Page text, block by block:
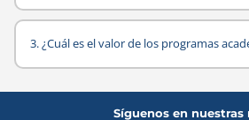
antes de
iniciar tus
de
publicidad
3. ¿Cuál es el valor de los programas
Síguenos en nuestras